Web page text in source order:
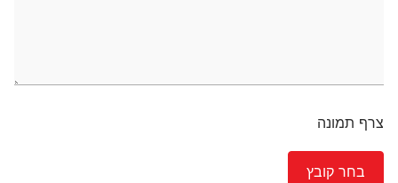
צרף תמונה
בחר קובץ